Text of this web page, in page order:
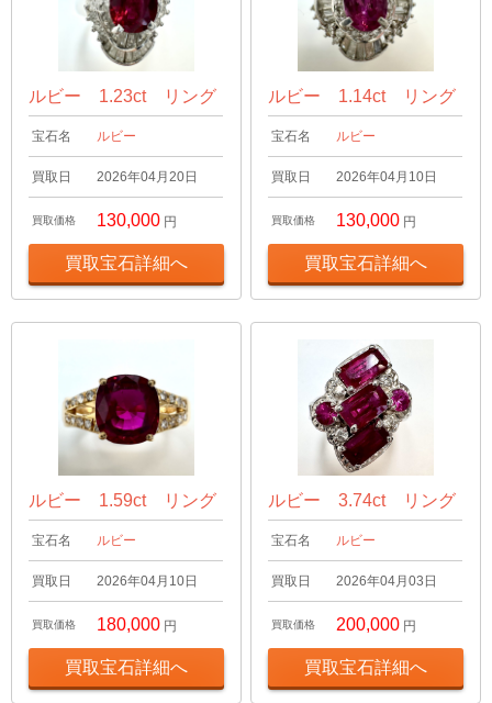
ルビー 1.23ct リング
宝石名 ルビー
買取日 2026年04月20日
買取価格 130,000 円
買取宝石詳細へ
ルビー 1.14ct リング
宝石名 ルビー
買取日 2026年04月10日
買取価格 130,000 円
買取宝石詳細へ
ルビー 1.59ct リング
宝石名 ルビー
買取日 2026年04月10日
買取価格 180,000 円
買取宝石詳細へ
ルビー 3.74ct リング
宝石名 ルビー
買取日 2026年04月03日
買取価格 200,000 円
買取宝石詳細へ